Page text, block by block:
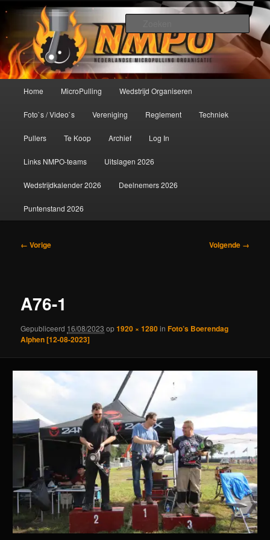
primaire
inhoudNederlandse MicroPulling
Organisatie
De meest krachtige modelbouwsport ter wereld!
Home MicroPulling Wedstrijd Organiseren
Foto`s / Video`s Vereniging Reglement Techniek
Pullers Te Koop Archief Log In
Links NMPO-teams Uitslagen 2026
Wedstrijdkalender 2026 Deelnemers 2026
Puntenstand 2026
Afbeeldingsnavigatie
← Vorige Volgende →
A76-1
Gepubliceerd 16/08/2023 op1920 × 1280inFoto’s Boerendag
Alphen [12-08-2023]